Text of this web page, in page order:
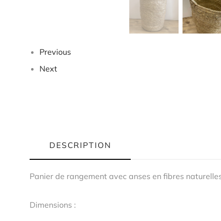
Previous
Next
DESCRIPTION
Panier de rangement avec anses en fibres
Dimensions :